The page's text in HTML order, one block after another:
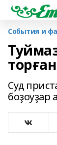
События и
Суд
боҙоуҙар